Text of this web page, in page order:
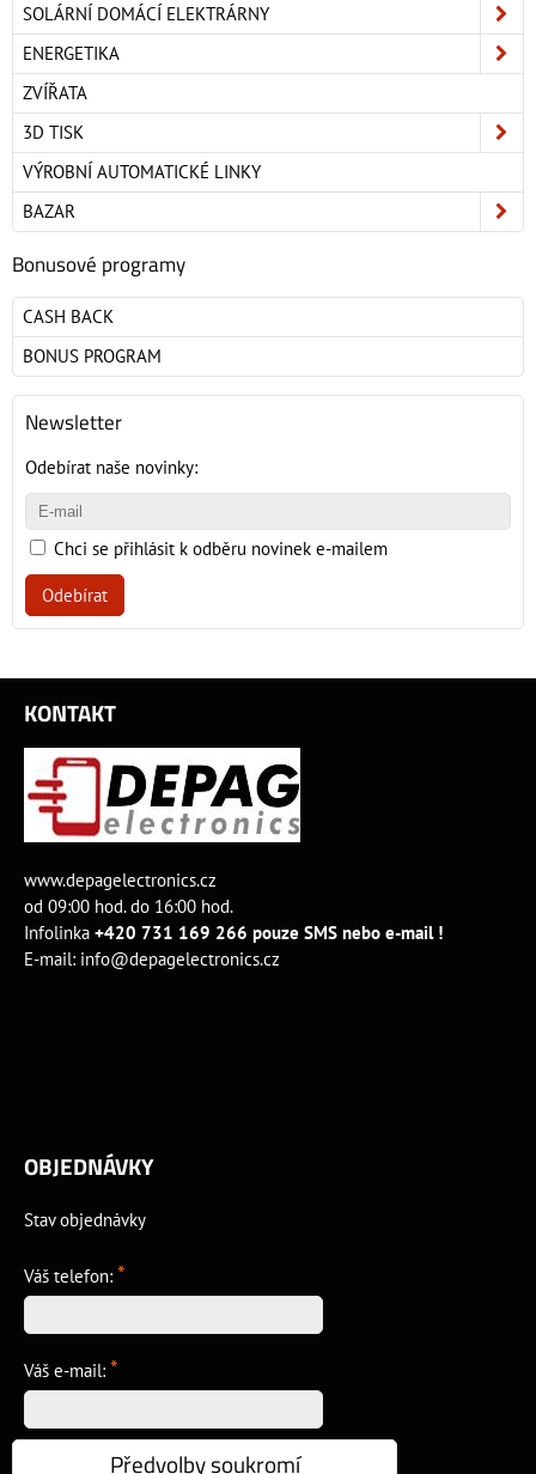
SOLÁRNÍ DOMÁCÍ ELEKTRÁRNY
ENERGETIKA
ZVÍŘATA
3D TISK
VÝROBNÍ AUTOMATICKÉ LINKY
BAZAR
Bonusové programy
CASH BACK
BONUS PROGRAM
Newsletter
Odebírat naše novinky:
Chci se přihlásit k odběru novinek e-mailem
Odebírat
KONTAKT
www.depagelectronics.cz
od 09:00 hod. do 16:00 hod.
Infolinka +420 731 169 266 pouze SMS nebo e-mail !
E-mail: info@depagelectronics.cz
OBJEDNÁVKY
Stav objednávky
Váš telefon: *
Váš e-mail: *
Předvolby soukromí